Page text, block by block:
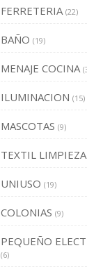
FERRETERIA (22)
BAÑO (19)
MENAJE COCINA
ILUMINACION (15)
MASCOTAS (9)
TEXTIL LIMPIEZA
UNIUSO (19)
COLONIAS (9)
PEQUEÑO
(6)